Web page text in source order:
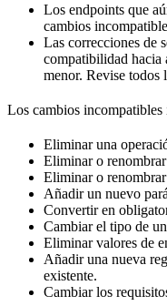
Los endpoints que
cambios
Las correcciones de
compatibilidad hacia
menor. Revise todos
Los cambios
Eliminar una
Eliminar o
Eliminar o
Añadir un nuevo
Convertir en
Cambiar el tipo de
Eliminar valores de
Añadir una nueva
existente.
Cambiar los